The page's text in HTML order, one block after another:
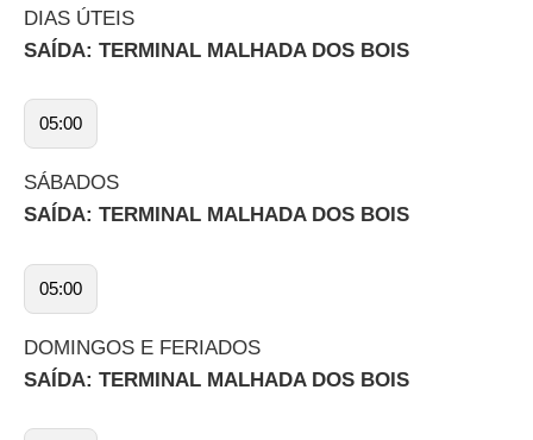
DIAS ÚTEIS
SAÍDA: TERMINAL MALHADA DOS BOIS
05:00
SÁBADOS
SAÍDA: TERMINAL MALHADA DOS BOIS
05:00
DOMINGOS E FERIADOS
SAÍDA: TERMINAL MALHADA DOS BOIS